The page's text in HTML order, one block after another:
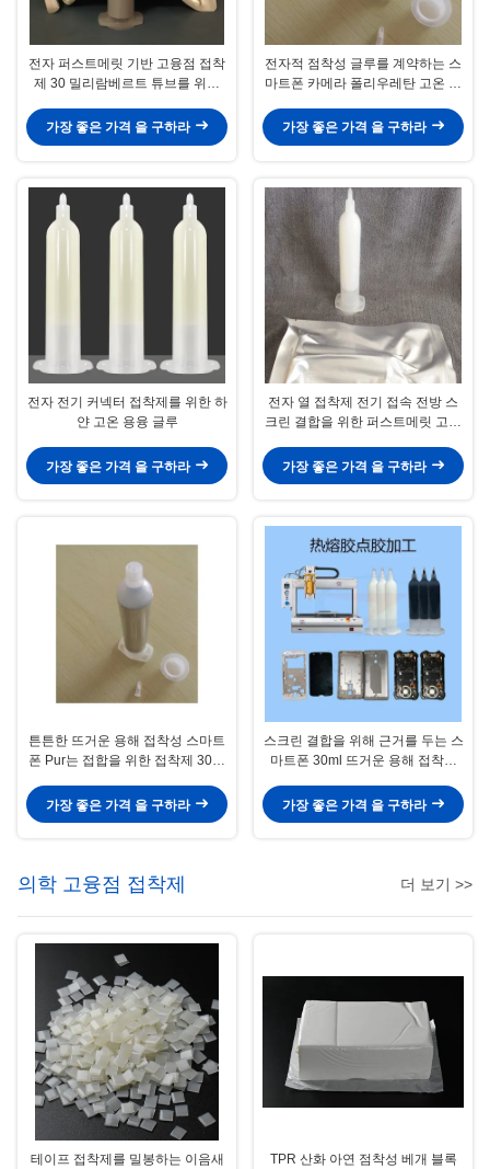
전자 퍼스트메릿 기반 고융점 접착
제 30 밀리람베르트 튜브를 위한
가장 좋은 가격 을 구하라
전자적 점착성 글루를 계약하는 스
마트폰 카메라 폴리우레탄 고온 용
가장 좋은 가격 을 구하라
전자 전기 커넥터 접착제를 위한 하
얀 고온 용융 글루
가장 좋은 가격 을 구하라
전자 열 접착제 전기 접속 전방 스
크린 결합을 위한 퍼스트메릿 고온
가장 좋은 가격 을 구하라
튼튼한 뜨거운 용해 접착성 스마트
폰 Pur는 접합을 위한 접착제 30ml
가장 좋은 가격 을 구하라
스크린 결합을 위해 근거를 두는 스
마트폰 30ml 뜨거운 용해 접착성
가장 좋은 가격 을 구하라
의학 고융점 접착제 더 보기 >>
테이프 접착제를 밀봉하는 이음새
TPR 산화 아연 점착성 베개 블록